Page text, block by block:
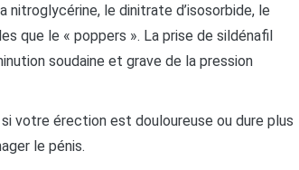
nitroglycérine, le dinitrate d’isosorbide, le
que le « poppers ». La prise de sildénafil
soudaine et grave de la pression
votre érection est douloureuse ou dure plus
le pénis.